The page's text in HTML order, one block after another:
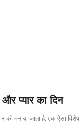
प्यार का दिन
को मनाया जाता है, एक ऐसा विशेष